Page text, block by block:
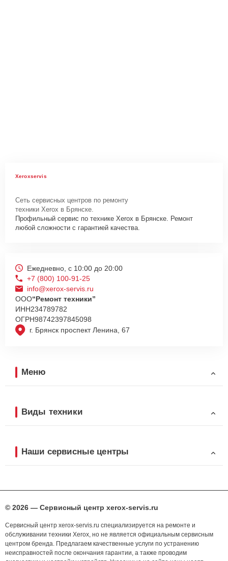
Xeroxservis
Сеть сервисных центров по ремонту
техники Xerox в Брянске.
Профильный сервис по технике Xerox в Брянске. Ремонт
любой сложности с гарантией качества.
г. Брянск проспект Ленина, 67
Ежедневно, с 10:00 до 20:00
+7 (800) 100-91-25
info@xerox-servis.ru
ООО“Ремонт техники”
ИНН234789782
ОГРН98742397845098
Меню
Виды техники
Наши сервисные центры
© 2026 — Сервисный центр xerox-servis.ru
Сервисный центр xerox-servis.ru специализируется на ремонте и
обслуживании техники Xerox, но не является официальным сервисным
центром бренда. Предлагаем качественные услуги по устранению
неисправностей после окончания гарантии, а также проводим